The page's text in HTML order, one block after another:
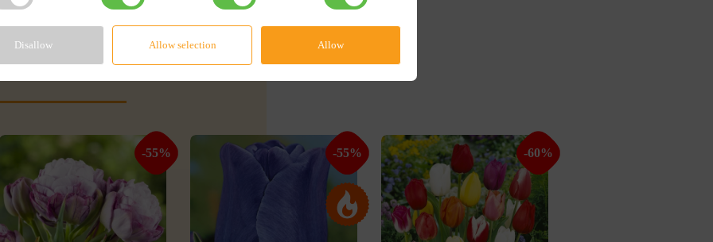
-55% -55% -60%
Disallow Allow selection Allow